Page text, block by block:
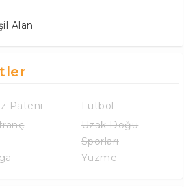
Alan
Pateni
Futbol
Uzak Doğu
Sporları
Yüzme